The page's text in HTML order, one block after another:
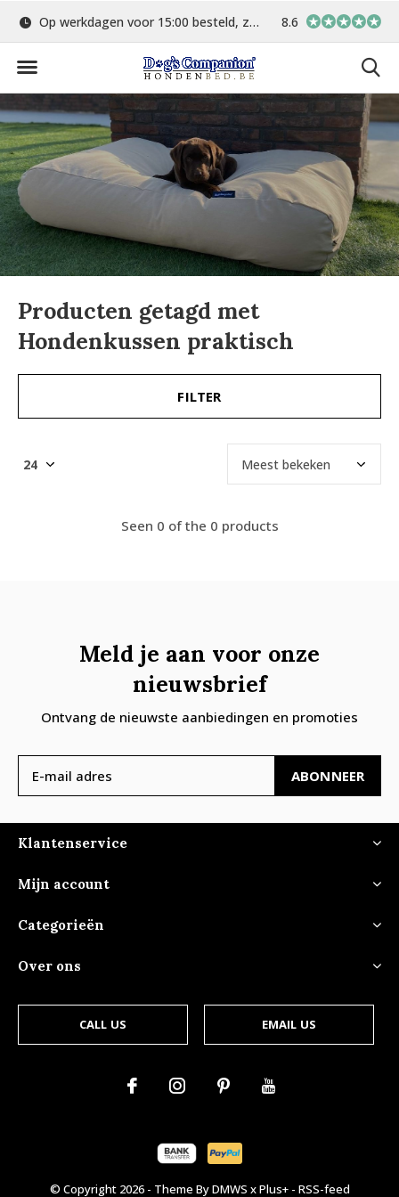
Op werkdagen voor 15:00 besteld, zelfde dag verstuurd Gratis verzending
8.6
Producten getagd met
Hondenkussen praktisch
FILTER
Seen 0 of the 0 products
Meld je aan voor onze
nieuwsbrief
Ontvang de nieuwste aanbiedingen en promoties
ABONNEER
Klantenservice
Mijn account
Categorieën
Over ons
CALL US EMAIL US
© Copyright 2026- Theme ByDMWS xPlus+- RSS-feed